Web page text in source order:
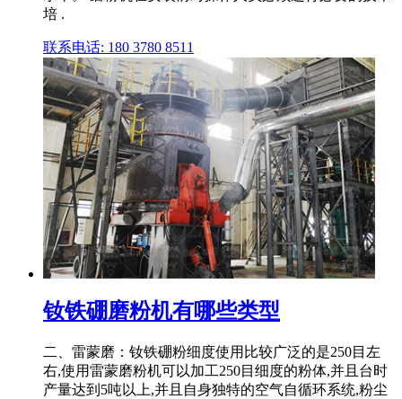
培 .
联系电话: 180 3780 8511
钕铁硼磨粉机有哪些类型
二、雷蒙磨：钕铁硼粉细度使用比较广泛的是250目左
右,使用雷蒙磨粉机可以加工250目细度的粉体,并且台时
产量达到5吨以上,并且自身独特的空气自循环系统,粉尘